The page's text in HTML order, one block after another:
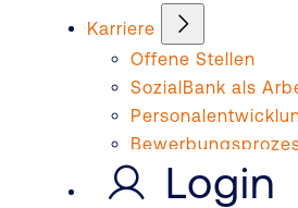
Karriere
Offene Stellen
SozialBank als
Login